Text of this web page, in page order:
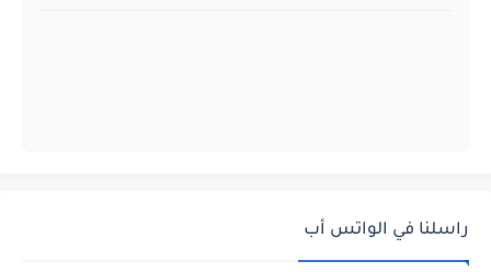
راسلنا في الواتس أب